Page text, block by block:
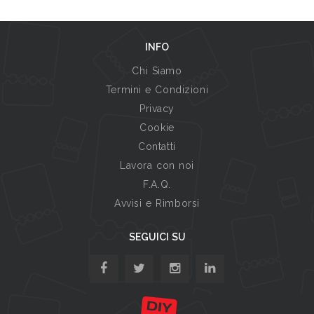
INFO
Chi Siamo
Termini e Condizioni
Privacy
Cookie
Contatti
Lavora con noi
F.A.Q.
Avvisi e Rimborsi
SEGUICI SU